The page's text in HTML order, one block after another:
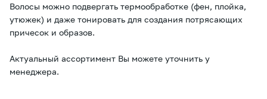
Волосы можно подвергать термообработке (фен, плойка,
утюжек) и даже тонировать для создания потрясающих
причесок и образов.
Актуальный ассортимент Вы можете уточнить у
менеджера.